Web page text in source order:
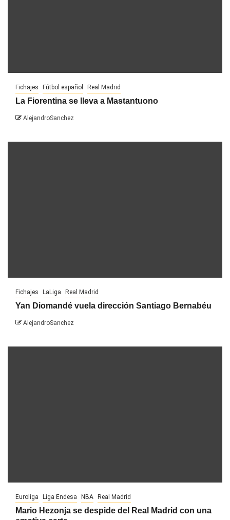
Fichajes Fútbol español Real Madrid
La Fiorentina se lleva a Mastantuono
AlejandroSanchez
Fichajes LaLiga Real Madrid
Yan Diomandé vuela dirección Santiago Bernabéu
AlejandroSanchez
Euroliga Liga Endesa NBA Real Madrid
Mario Hezonja se despide del Real Madrid con una